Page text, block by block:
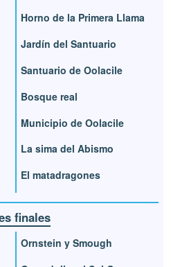
Horno de la Primera Llama
Jardín del Santuario
Santuario de Oolacile
Bosque real
Municipio de Oolacile
La sima del Abismo
El matadragones
finales
Ornstein y Smough